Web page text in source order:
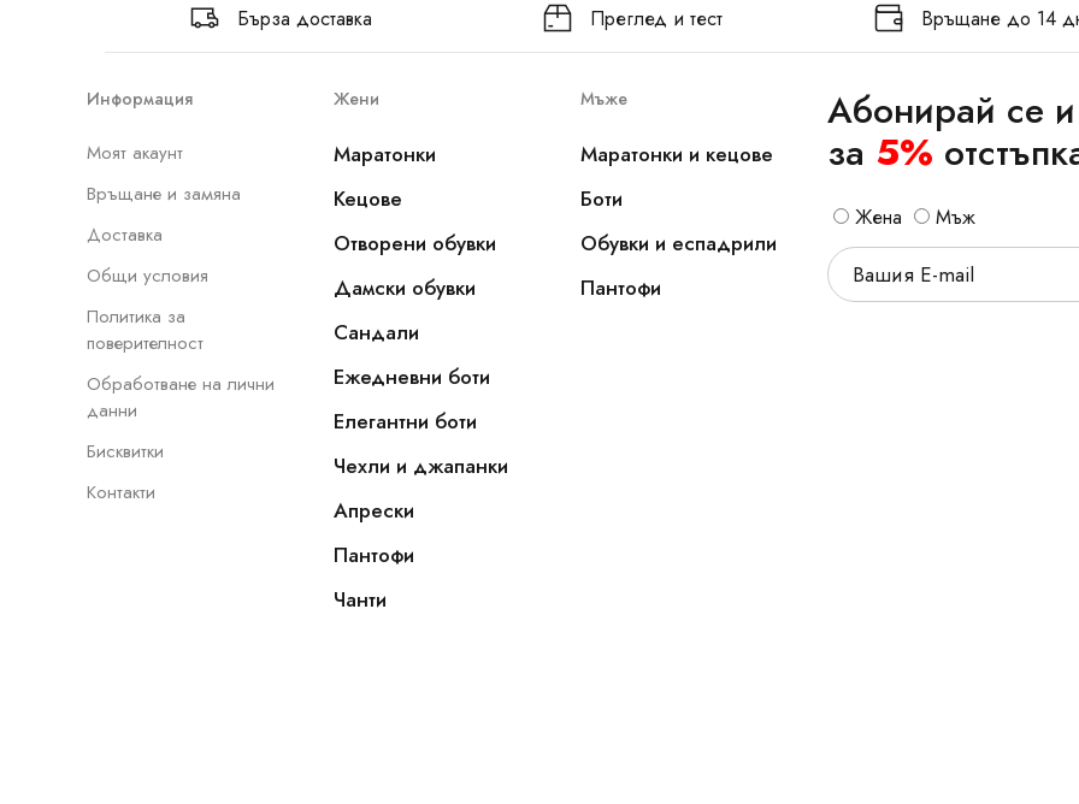
Бърза доставка Преглед и тест Връщане до 14
Информация
Моят акаунт
Връщане и замяна
Доставка
Общи условия
Политика за
поверителност
Обработване на лични
данни
Бисквитки
Контакти
Жени
Маратонки
Кецове
Отворени обувки
Дамски обувки
Сандали
Ежедневни боти
Елегантни боти
Чехли и джапанки
Апрески
Пантофи
Чанти
Мъже
Маратонки и кецове
Боти
Обувки и еспадрили
Пантофи
Абонирай се
за 5%
Жена Мъж